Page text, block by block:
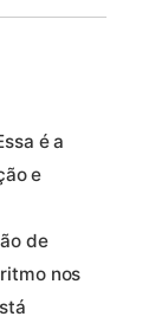
é a
e
de
nos